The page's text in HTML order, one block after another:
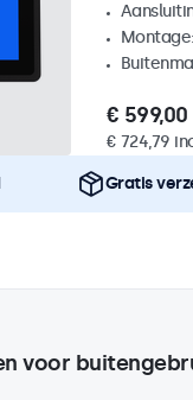
€ 599,00
€ 724,79
Gratis
voor